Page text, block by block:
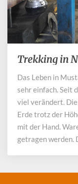
Trekking
Nepal:
Alltag
und
Hygiene
Trekking in
Das Leben in
sehr einfach. Seit
viel verändert. Die
Erde trotz der
mit der Hand.
getragen werden.